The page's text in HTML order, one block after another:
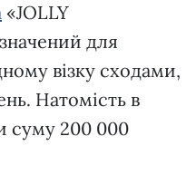
«JOLLY
для
візку сходами,
Натомість в
суму 200 000